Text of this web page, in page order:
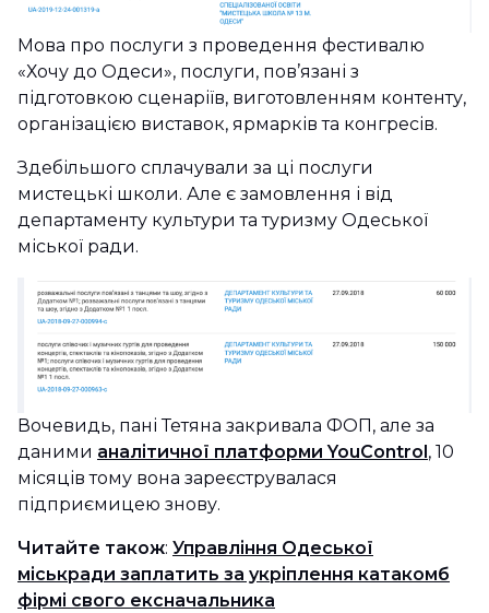
Мова про послуги з проведення фестивалю
«Хочу до Одеси», послуги, пов’язані з
підготовкою сценаріїв, виготовленням контенту,
організацією виставок, ярмарків та конгресів.
Здебільшого сплачували за ці послуги
мистецькі школи. Але є замовлення і від
департаменту культури та туризму Одеської
міської ради.
Вочевидь, пані Тетяна закривала ФОП, але за
даними аналітичної платформи YouControl , 10
місяців тому вона зареєструвалася
підприємицею знову.
Читайте також: Управління Одеської
міськради заплатить за укріплення катакомб
фірмі свого ексначальника